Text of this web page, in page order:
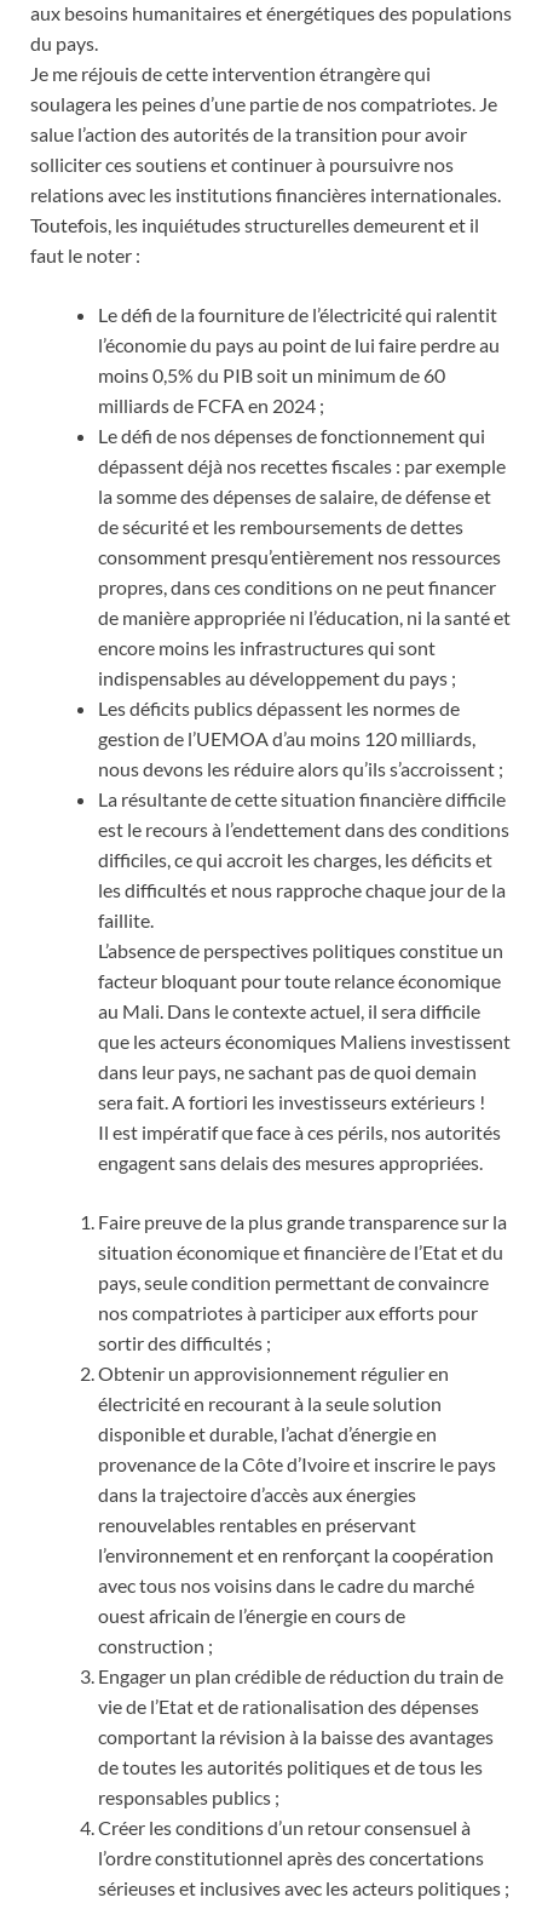
aux besoins humanitaires et énergétiques des populations
du pays.
Je me réjouis de cette intervention étrangère qui
soulagera les peines d’une partie de nos compatriotes. Je
salue l’action des autorités de la transition pour avoir
solliciter ces soutiens et continuer à poursuivre nos
relations avec les institutions financières internationales.
Toutefois, les inquiétudes structurelles demeurent et il
faut le noter :
Le défi de la fourniture de l’électricité qui ralentit
l’économie du pays au point de lui faire perdre au
moins 0,5% du PIB soit un minimum de 60
milliards de FCFA en 2024 ;
Le défi de nos dépenses de fonctionnement qui
dépassent déjà nos recettes fiscales : par exemple
la somme des dépenses de salaire, de défense et
de sécurité et les remboursements de dettes
consomment presqu’entièrement nos ressources
propres, dans ces conditions on ne peut financer
de manière appropriée ni l’éducation, ni la santé et
encore moins les infrastructures qui sont
indispensables au développement du pays ;
Les déficits publics dépassent les normes de
gestion de l’UEMOA d’au moins 120 milliards,
nous devons les réduire alors qu’ils s’accroissent ;
La résultante de cette situation financière difficile
est le recours à l’endettement dans des conditions
difficiles, ce qui accroit les charges, les déficits et
les difficultés et nous rapproche chaque jour de la
faillite.
L’absence de perspectives politiques constitue un
facteur bloquant pour toute relance économique
au Mali. Dans le contexte actuel, il sera difficile
que les acteurs économiques Maliens investissent
dans leur pays, ne sachant pas de quoi demain
sera fait. A fortiori les investisseurs extérieurs !
Il est impératif que face à ces périls, nos autorités
engagent sans delais des mesures appropriées.
Faire preuve de la plus grande transparence sur la
situation économique et financière de l’Etat et du
pays, seule condition permettant de convaincre
nos compatriotes à participer aux efforts pour
sortir des difficultés ;
Obtenir un approvisionnement régulier en
électricité en recourant à la seule solution
disponible et durable, l’achat d’énergie en
provenance de la Côte d’Ivoire et inscrire le pays
dans la trajectoire d’accès aux énergies
renouvelables rentables en préservant
l’environnement et en renforçant la coopération
avec tous nos voisins dans le cadre du marché
ouest africain de l’énergie en cours de
construction ;
Engager un plan crédible de réduction du train de
vie de l’Etat et de rationalisation des dépenses
comportant la révision à la baisse des avantages
de toutes les autorités politiques et de tous les
responsables publics ;
Créer les conditions d’un retour consensuel à
l’ordre constitutionnel après des concertations
sérieuses et inclusives avec les acteurs politiques ;